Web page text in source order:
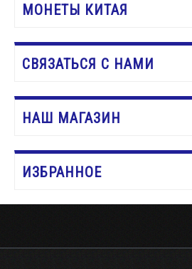
МОНЕТЫ КИТАЯ
СВЯЗАТЬСЯ С НАМИ
НАШ МАГАЗИН
ИЗБРАННОЕ